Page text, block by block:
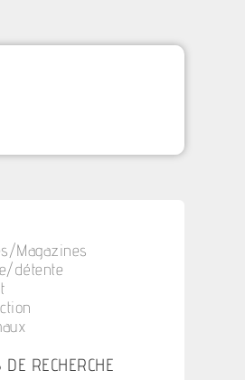
Magazines
détente
RECHERCHE